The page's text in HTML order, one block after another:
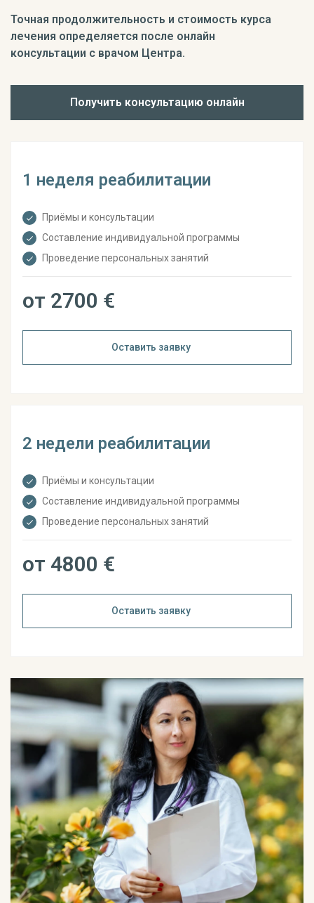
Точная продолжительность и стоимость курса
лечения определяется после онлайн
консультации с врачом Центра.
Получить консультацию онлайн
1 неделя реабилитации
Приёмы и консультации
Составление индивидуальной программы
Проведение персональных занятий
от 2700 €
Оставить заявку
2 недели реабилитации
Приёмы и консультации
Составление индивидуальной программы
Проведение персональных занятий
от 4800 €
Оставить заявку